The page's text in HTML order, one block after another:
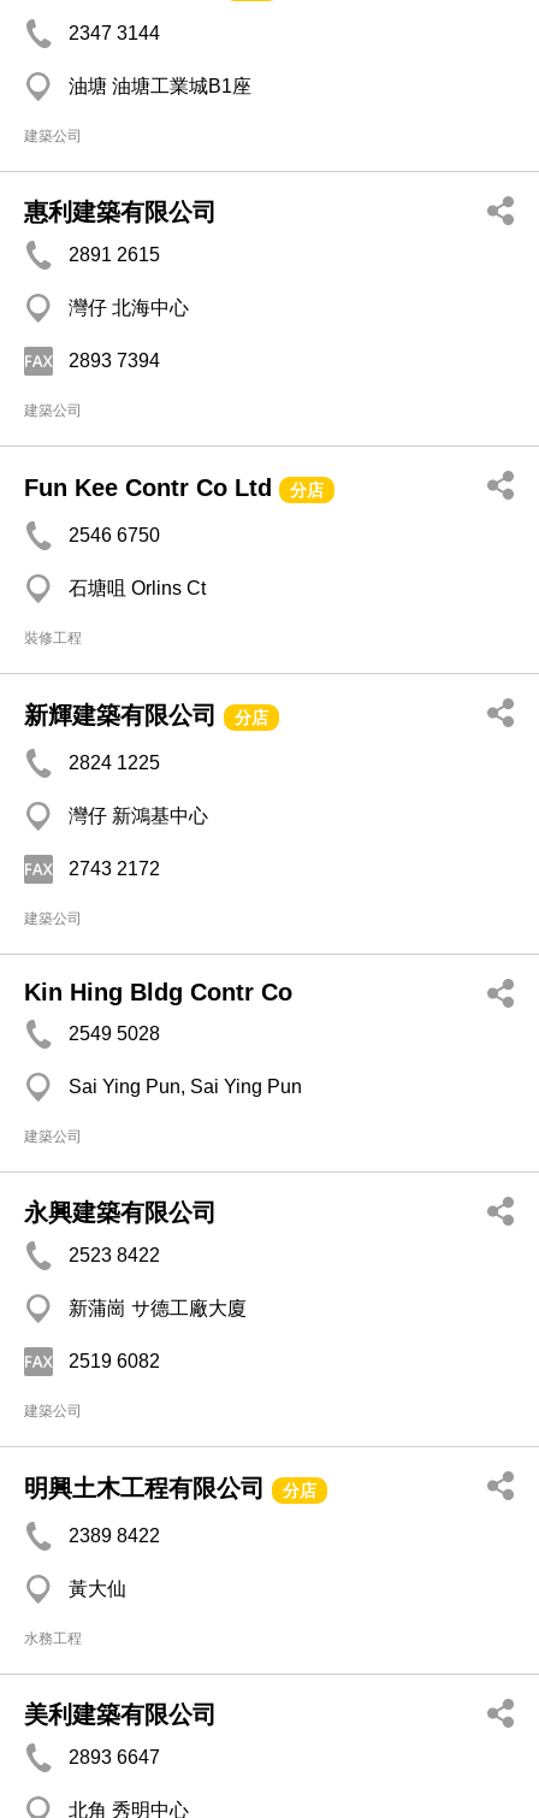
2347 3144
油塘 油塘工業城B1座
建築公司
惠利建築有限公司
2891 2615
灣仔 北海中心
2893 7394
建築公司
Fun Kee Contr Co Ltd 分店
2546 6750
石塘咀 Orlins Ct
裝修工程
新輝建築有限公司 分店
2824 1225
灣仔 新鴻基中心
2743 2172
建築公司
Kin Hing Bldg Contr Co
2549 5028
Sai Ying Pun, Sai Ying Pun
建築公司
永興建築有限公司
2523 8422
新蒲崗 サ德工廠大廈
2519 6082
建築公司
明興土木工程有限公司 分店
2389 8422
黃大仙
水務工程
美利建築有限公司
2893 6647
北角 秀明中心